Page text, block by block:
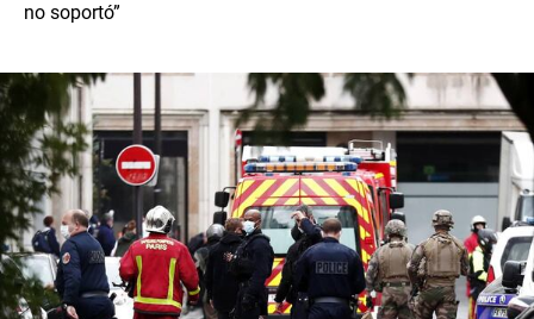
no soportó”